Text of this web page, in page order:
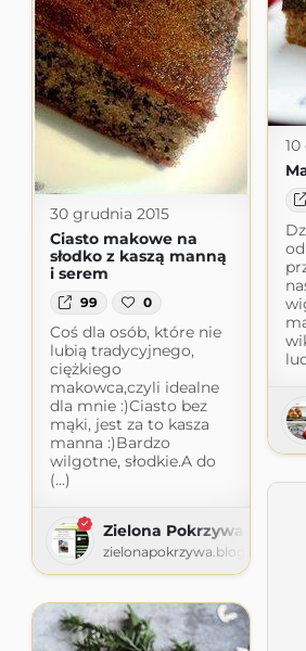
30 grudnia 2015
Ciasto makowe na
słodko z kaszą manną
i serem
99 0
Coś dla osób, które nie
lubią tradycyjnego,
ciężkiego
makowca,czyli idealne
dla mnie :)Ciasto bez
mąki, jest za to kasza
manna :)Bardzo
wilgotne, słodkie.A do
(...)
Zielona Pokrzywa
zielonapokrzywa.blogspot.com